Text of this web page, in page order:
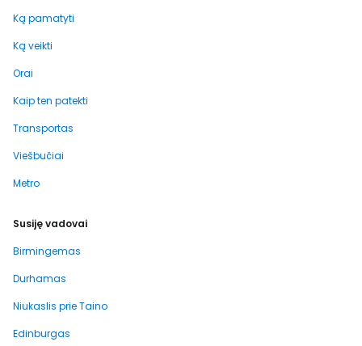
Ką pamatyti
Ką veikti
Orai
Kaip ten patekti
Transportas
Viešbučiai
Metro
Susiję vadovai
Birmingemas
Durhamas
Niukaslis prie Taino
Edinburgas